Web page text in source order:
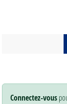
Connectez-vous